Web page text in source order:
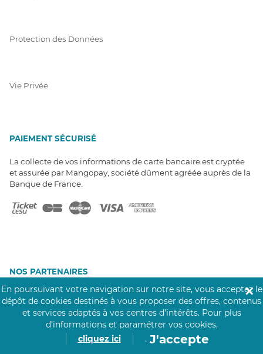
Protection des Données
Vie Privée
PAIEMENT SÉCURISÉ
La collecte de vos informations de carte bancaire est cryptée
et assurée par Mangopay, société dûment agréée auprès de la
Banque de France.
NOS PARTENAIRES
Click&Care est soutenu par les Groupes
Caisse des Dépôts et MAIF.
En poursuivant votre navigation sur notre site, vous acceptez le
dépôt de cookies destinés à vous proposer des offres, contenus
et services adaptés à vos centres d’intérêts. Pour plus
d’informations et paramétrer vos cookies,
cliquez ici
. J'accepte
✕